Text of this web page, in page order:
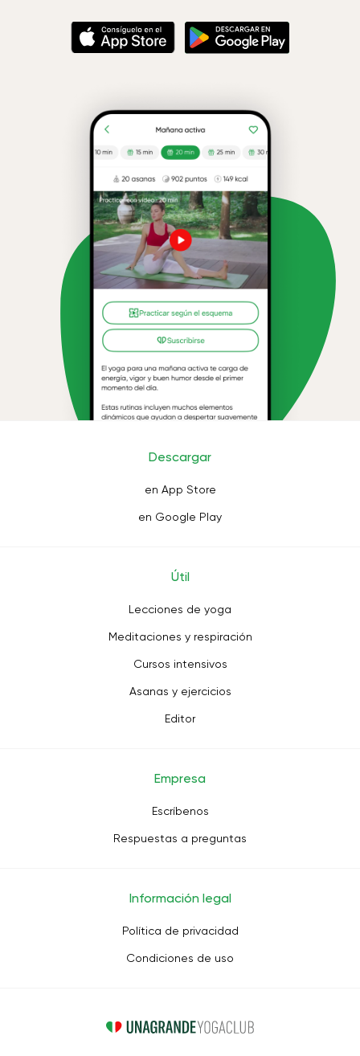
Descargar
en App Store
en Google Play
Útil
Lecciones de yoga
Meditaciones y respiración
Cursos intensivos
Asanas y ejercicios
Editor
Empresa
Escríbenos
Respuestas a preguntas
Información legal
Política de privacidad
Condiciones de uso